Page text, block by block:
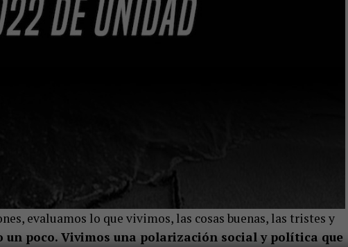
evaluamos lo que vivimos, las cosas buenas, las tristes y
un poco. Vivimos una polarización social y política que